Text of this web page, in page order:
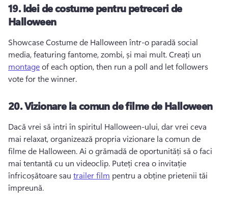
19.Idei de costume pentru petreceri de
Halloween
Showcase Costume de Halloween într-o paradă social
media, featuring fantome, zombi, și mai mult. Creați un
montage of each option, then run a poll and let followers
vote for the winner.
20.Vizionare la comun de filme de Halloween
Dacă vrei să intri în spiritul Halloween-ului, dar vrei ceva
mai relaxat, organizează propria vizionare la comun de
filme de Halloween. Ai o grămadă de oportunități să o faci
mai tentantă cu un videoclip. Puteți crea o invitație
înfricoșătoare sau trailer film pentru a obține prietenii tăi
împreună.